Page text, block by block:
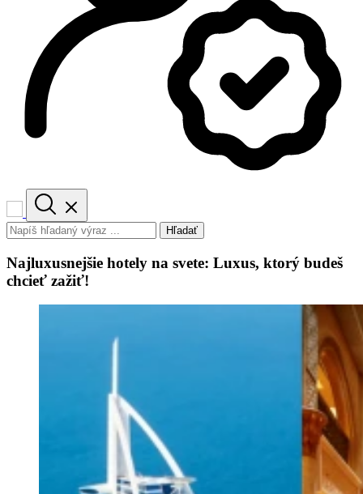
Hľadať
Najluxusnejšie hotely na svete: Luxus, ktorý budeš
chcieť zažiť!